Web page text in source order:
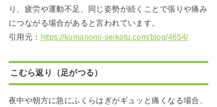
り、疲労や運動不足、同じ姿勢が続くことで張りや痛み
につながる場合があると言われています。
引用元： https://kumanomi-seikotu.com/blog/4654/
こむら返り（足がつる）
夜中や朝方に急にふくらはぎがギュッと痛くなる場合、